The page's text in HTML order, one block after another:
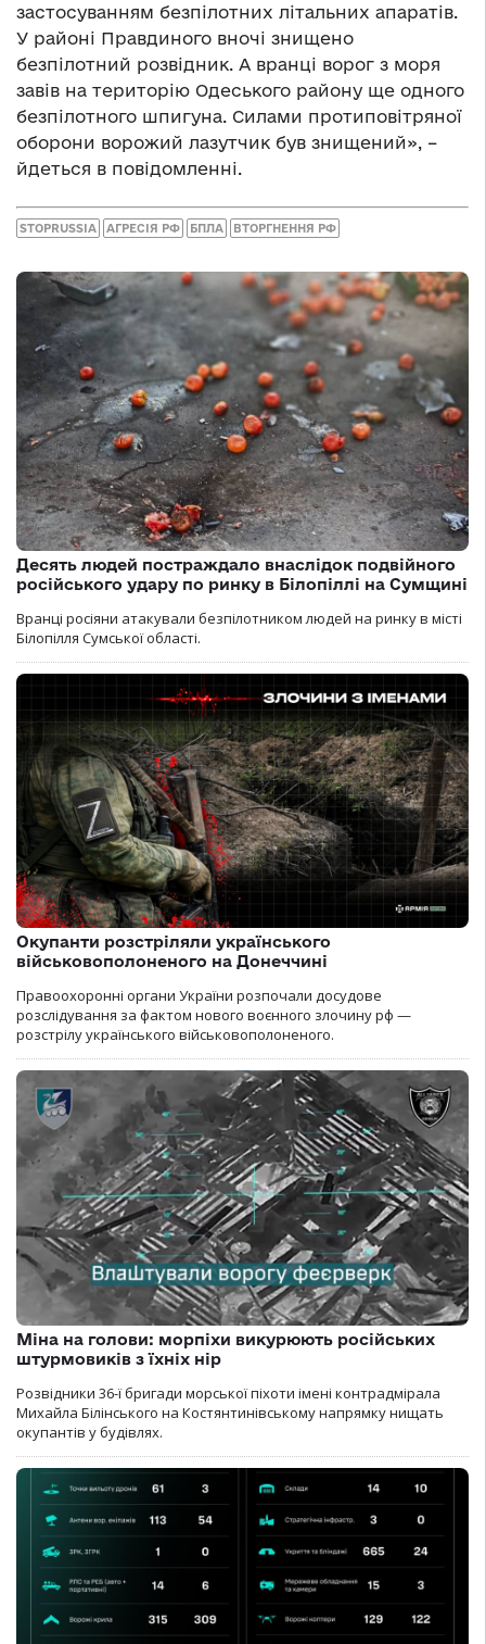
застосуванням безпілотних літальних апаратів.
У районі Правдиного вночі знищено
безпілотний розвідник. А вранці ворог з моря
завів на територію Одеського району ще одного
безпілотного шпигуна. Силами протиповітряної
оборони ворожий лазутчик був знищений», –
йдеться в повідомленні.
STOPRUSSIA АГРЕСІЯ РФ БПЛА ВТОРГНЕННЯ РФ
Десять людей постраждало внаслідок подвійного
російського удару по ринку в Білопіллі на Сумщині
Вранці росіяни атакували безпілотником людей на ринку в місті
Білопілля Сумської області.
Окупанти розстріляли українського
військовополоненого на Донеччині
Правоохоронні органи України розпочали досудове
розслідування за фактом нового воєнного злочину рф —
розстрілу українського військовополоненого.
Міна на голови: морпіхи викурюють російських
штурмовиків з їхніх нір
Розвідники 36-ї бригади морської піхоти імені контрадмірала
Михайла Білінського на Костянтинівському напрямку нищать
окупантів у будівлях.